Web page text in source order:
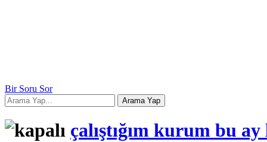
Bir Soru Sor
çalıştığım kurum bu